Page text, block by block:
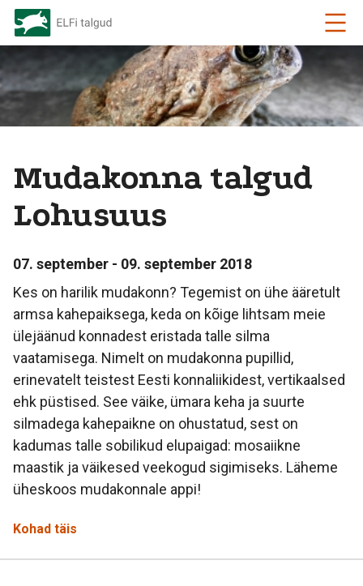
Mudakonna talgud
Lohusuus
07. september - 09. september 2018
Kes on harilik mudakonn? Tegemist on ühe ääretult
armsa kahepaiksega, keda on kõige lihtsam meie
ülejäänud konnadest eristada talle silma
vaatamisega. Nimelt on mudakonna pupillid,
erinevatelt teistest Eesti konnaliikidest, vertikaalsed
ehk püstised. See väike, ümara keha ja suurte
silmadega kahepaikne on ohustatud, sest on
kadumas talle sobilikud elupaigad: mosaiikne
maastik ja väikesed veekogud sigimiseks. Läheme
üheskoos mudakonnale appi!
Kohad täis